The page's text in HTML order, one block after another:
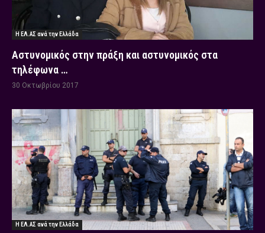
Η ΕΛ.ΑΣ ανά την Ελλάδα
Αστυνομικός στην πράξη και αστυνομικός στα
τηλέφωνα …
30 Οκτωβρίου 2017
Η ΕΛ.ΑΣ ανά την Ελλάδα